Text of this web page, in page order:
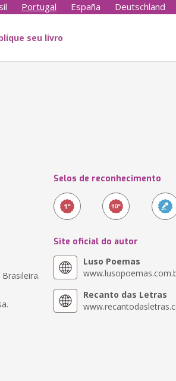
Portugal España Deutschland
seu livro
Selos de reconhecimento
Site oficial do autor
Luso Poemas
Recanto das Letras